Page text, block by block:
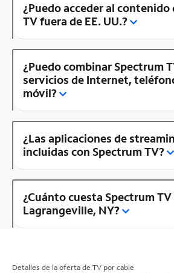
¿Puedo acceder al contenido
TV fuera de EE. UU.?
¿Puedo combinar Spectrum
servicios de Internet,
móvil?
¿Las aplicaciones de
incluidas con Spectrum TV?
¿Cuánto cuesta Spectrum TV
Lagrangeville, NY?
Detalles de la oferta de TV por cable